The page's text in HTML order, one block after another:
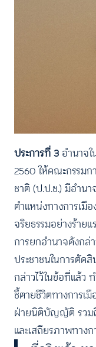
ประการที่ 3 อำนาจ
2560 ให้คณะกรรม
ชาติ (ป.ป.ช.) มีอำน
ตำแหน่งทางการเมื
จริยธรรมอย่างร้าย
การยกอำนาจดังกล่
ประชาชนในการตัด
กล่าวไว้ในข้อที่แล้ว
ชี้ตายชีวิตทางการเ
ฝ่ายนิติบัญญัติ รวมถึ
และเสถียรภาพทางก